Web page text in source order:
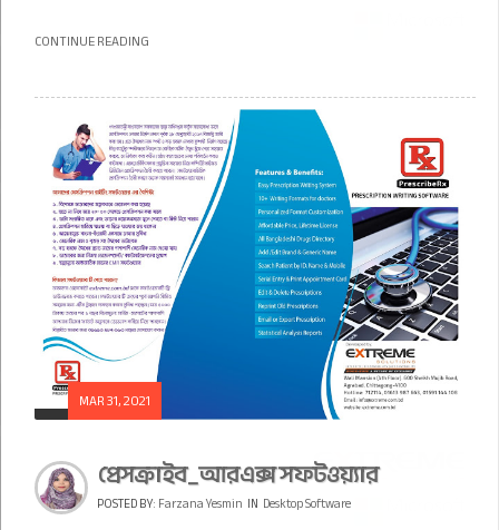
CONTINUE READING
MAR 31, 2021
প্রেসক্রাইব_আরএক্স সফটওয়্যার
POSTED BY:Farzana Yesmin IN Desktop Software